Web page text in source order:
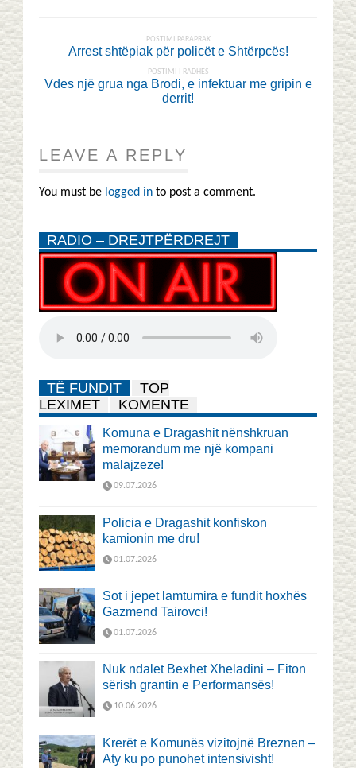
POSTIMI PARAPRAK
Arrest shtëpiak për policët e Shtërpcës!
POSTIMI I RADHËS
Vdes një grua nga Brodi, e infektuar me gripin e
derrit!
LEAVE A REPLY
You must be logged in to post a comment.
RADIO – DREJTPËRDREJT
TË FUNDIT
TOP
LEXIMET
KOMENTE
Komuna e Dragashit nënshkruan
memorandum me një kompani
malajzeze!
09.07.2026
Policia e Dragashit konfiskon
kamionin me dru!
01.07.2026
Sot i jepet lamtumira e fundit hoxhës
Gazmend Tairovci!
01.07.2026
Nuk ndalet Bexhet Xheladini – Fiton
sërish grantin e Performansës!
10.06.2026
Krerët e Komunës vizitojnë Breznen –
Aty ku po punohet intensivisht!